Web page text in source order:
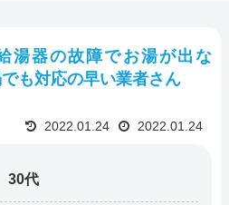
湯器の故障でお湯が出な
も対応の早い業者さん
2022.01.24 2022.01.24
30代